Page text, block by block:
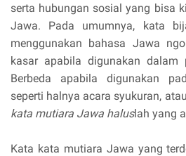
serta hubungan sosial yang bisa
Jawa. Pada umumnya, kata
menggunakan bahasa Jawa
kasar apabila digunakan dalam
Berbeda apabila digunakan
seperti halnya acara syukuran,
kata mutiara Jawa haluslah yang
Kata kata mutiara Jawa yang